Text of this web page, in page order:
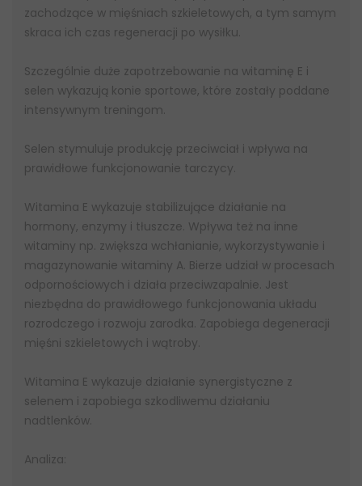
zachodzące w mięśniach szkieletowych, a tym samym
skraca ich czas regeneracji po wysiłku.
Szczególnie duże zapotrzebowanie na witaminę E i
selen wykazują konie sportowe, które zostały poddane
intensywnym treningom.
Selen stymuluje produkcję przeciwciał i wpływa na
prawidłowe funkcjonowanie tarczycy.
Witamina E wykazuje stabilizujące działanie na
hormony, enzymy i tłuszcze. Wpływa też na inne
witaminy np. zwiększa wchłanianie, wykorzystywanie i
magazynowanie witaminy A. Bierze udział w procesach
odpornościowych i działa przeciwzapalnie. Jest
niezbędna do prawidłowego funkcjonowania układu
rozrodczego i rozwoju zarodka. Zapobiega degeneracji
mięśni szkieletowych i wątroby.
Witamina E wykazuje działanie synergistyczne z
selenem i zapobiega szkodliwemu działaniu
nadtlenków.
Analiza: